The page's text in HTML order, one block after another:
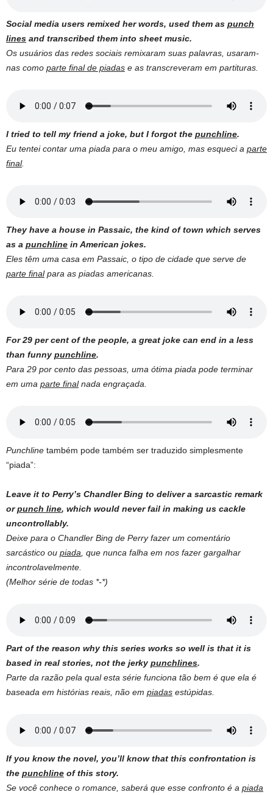
Social media users remixed her words, used them as punch
lines and transcribed them into sheet music.
Os usuários das redes sociais remixaram suas palavras, usaram-
nas como parte final de piadas e as transcreveram em partituras.
I tried to tell my friend a joke, but I forgot the punchline.
Eu tentei contar uma piada para o meu amigo, mas esqueci a parte
final.
They have a house in Passaic, the kind of town which serves
as a punchline in American jokes.
Eles têm uma casa em Passaic, o tipo de cidade que serve de
parte finalpara as piadas americanas.
For 29 per cent of the people, a great joke can end in a less
than funny punchline.
Para 29 por cento das pessoas, uma ótima piada pode terminar
em uma parte finalnada engraçada.
Punchline também pode também ser traduzido simplesmente
“piada”:
Leave it to Perry’s Chandler Bing to deliver a sarcastic remark
orpunch line, which would never fail in making us cackle
uncontrollably.
Deixe para o Chandler Bing de Perry fazer um comentário
sarcástico ou piada , que nunca falha em nos fazer gargalhar
incontrolavelmente.
(Melhor série de todas *-*)
Part of the reason why this series works so well is that it is
based in real stories, not the jerky punchlines.
Parte da razão pela qual esta série funciona tão bem é que ela é
baseada em histórias reais, não em piadas estúpidas.
If you know the novel, you’ll know that this confrontation is
the punchline of this story.
Se você conhece o romance, saberá que esse confronto é a piada